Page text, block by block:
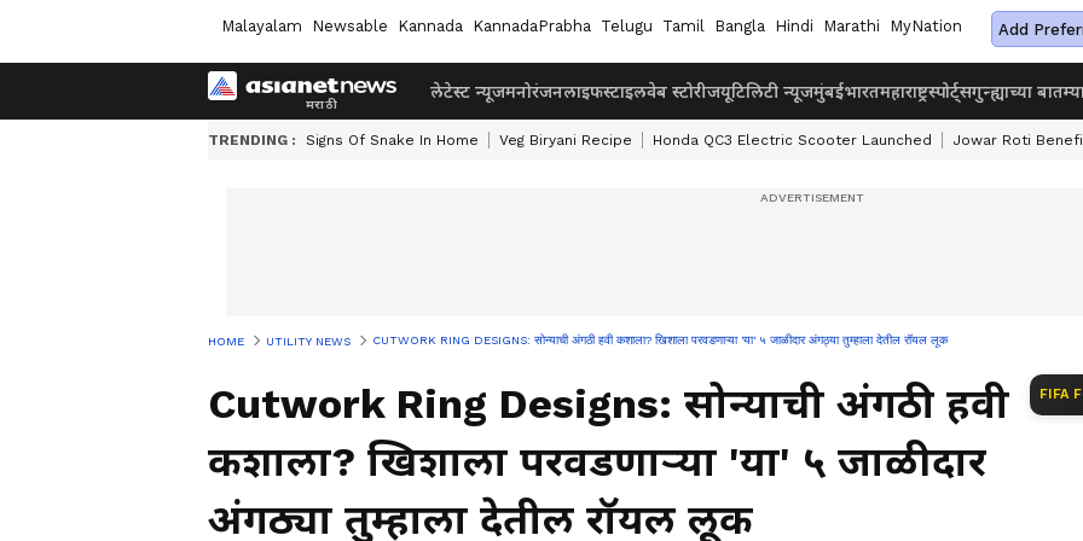
Malayalam Newsable Kannada KannadaPrabha Telugu Tamil Bangla Hindi Marathi MyNation Add
लेटेस्ट न्यूजमनोरंजनलाइफस्टाइलवेब स्टोरीजयूटिलिटी न्यूजमुंबईभारतमहाराष्ट्रस्पोर्ट्सगुन्ह्याच्या
TRENDING : Signs Of Snake In Home Veg Biryani Recipe Honda QC3 Electric Scooter Launched Jowar Roti
HOME UTILITY NEWS CUTWORK RING DESIGNS: सोन्याची अंगठी हवी कशाला? खिशाला परवडणाऱ्या 'या' ५ जाळीदार अंगठ्या तुम्हाला देतील रॉयल लूक
Cutwork Ring Designs: सोन्याची अंगठी हवी
कशाला? खिशाला परवडणाऱ्या 'या' ५ जाळीदार
अंगठ्या तुम्हाला देतील रॉयल लूक
FIFA